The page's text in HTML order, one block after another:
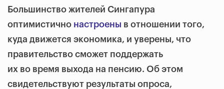
Большинство жителей Сингапура
оптимистично настроены в отношении того,
куда движется экономика, и уверены, что
правительство сможет поддержать
их во время выхода на пенсию. Об этом
свидетельствуют результаты опроса,